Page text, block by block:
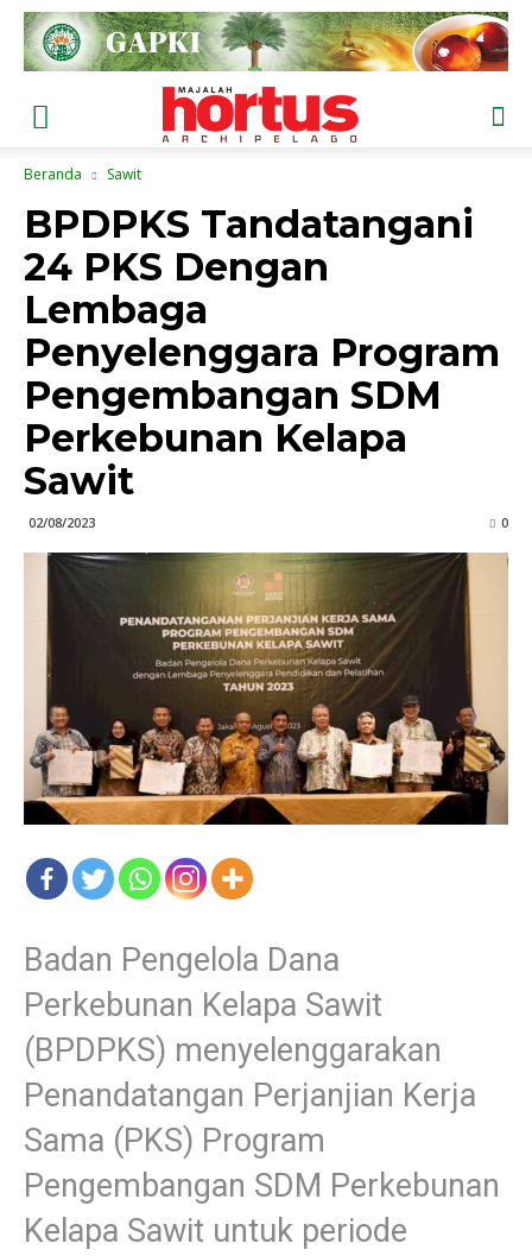
Beranda Sawit
BPDPKS Tandatangani
24 PKS Dengan
Lembaga
Penyelenggara Program
Pengembangan SDM
Perkebunan Kelapa
Sawit
02/08/2023 0
Badan Pengelola Dana
Perkebunan Kelapa Sawit
(BPDPKS) menyelenggarakan
Penandatangan Perjanjian Kerja
Sama (PKS) Program
Pengembangan SDM Perkebunan
Kelapa Sawit untuk periode